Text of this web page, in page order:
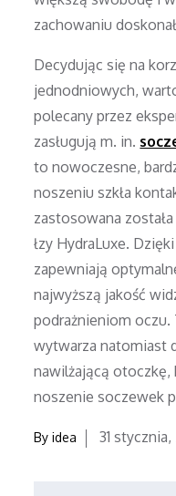
zachowaniu
Decydując się na
jednodniowych,
polecany przez
zasługują m. in.
to nowoczesne,
noszeniu szkła
zastosowana
łzy HydraLuxe.
zapewniają
najwyższą jakość
podrażnieniom oczu.
wytwarza natomiast
nawilżającą
noszenie soczewek
Byidea
Posted
31